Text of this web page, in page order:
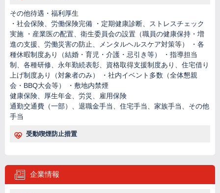
その他待遇・福利厚生
・社会保険、労働保険完備 ・定期健康診断、ストレスチェック
実施 ・産業医の配置、衛生委員会の設置（職員の健康保持・増
進の支援、労働災害の防止、メンタルヘルスケア対策等） ・各
種休暇制度あり（結婚・育児・介護・忌引き等） ・指導担当
制、各種研修、永年勤続表彰、資格取得支援制度あり、住宅借り
上げ制度あり（対象者のみ） ・社内イベント多数（全体懇親
会・BBQ大会等） ・敷地内禁煙
健康保険、厚生年金、労災、雇用保険
通勤交通費（一部）、退職金手当、住宅手当、家族手当、その他
手当
受動喫煙防止措置
企業情報